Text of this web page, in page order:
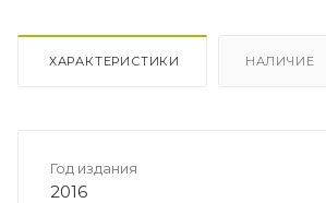
ХАРАКТЕРИСТИКИ НАЛИЧИЕ
Год издания
2016